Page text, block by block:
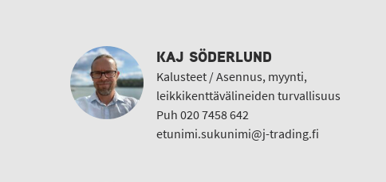
KAJ SÖDERLUND
Kalusteet / Asennus, myynti,
leikkikenttävälineiden turvallisuus
Puh 020 7458 642
etunimi.sukunimi@j-trading.fi